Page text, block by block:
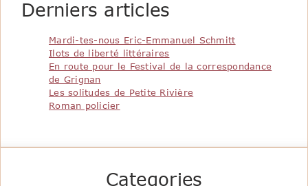
Derniers articles
Mardi-tes-nous Eric-Emmanuel Schmitt
Ilots de liberté littéraires
En route pour le Festival de la correspondance
de Grignan
Les solitudes de Petite Rivière
Roman policier
Categories